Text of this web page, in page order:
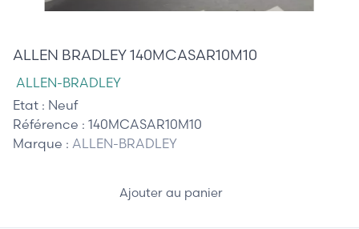
ALLEN BRADLEY 140MCASAR10M10
ALLEN-BRADLEY
Etat : Neuf
Référence : 140MCASAR10M10
Marque : ALLEN-BRADLEY
Ajouter au panier